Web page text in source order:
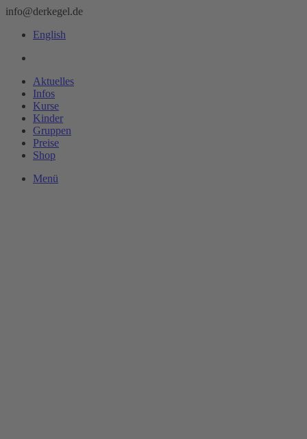
info@derkegel.de
English
Aktuelles
Infos
Kurse
Kinder
Gruppen
Preise
Shop
Menü